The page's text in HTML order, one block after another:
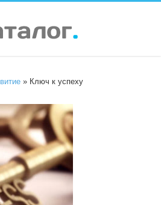
» Ключ к успеху